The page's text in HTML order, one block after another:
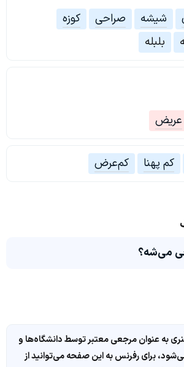
شیشه صراحی
کوزه
بلبله
عریض
کم پهنا کم‌عرض
می‌شه؟
به عنوان مرجعی معتبر توسط دانشگاه‌ها و
برای رفرنس به این صفحه می‌توانید از